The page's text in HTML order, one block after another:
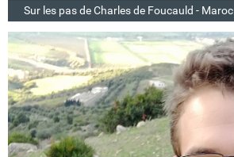
Sur les pas de Charles de Foucauld - Maroc